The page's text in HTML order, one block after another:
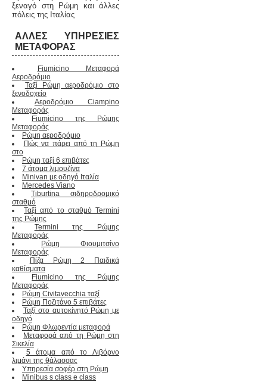
ξεναγό στη Ρώμη και άλλες
πόλεις της Ιταλίας
ΆΛΛΕΣ ΥΠΗΡΕΣΊΕΣ
ΜΕΤΑΦΟΡΆΣ
Fiumicino Μεταφορά
Αεροδρόμιο
Ταξί Ρώμη αεροδρόμιο στο
ξενοδοχείο
Αεροδρόμιο Ciampino
Μεταφοράς
Fiumicino της Ρώμης
Μεταφοράς
Ρώμη αεροδρόμιο
Πώς να πάρει από τη Ρώμη
στο
Ρώμη ταξί 6 επιβάτες
7 άτομα λιμουζίνα
Minivan με οδηγό Ιταλία
Mercedes Viano
Tiburtina σιδηροδρομικό
σταθμό
Ταξί από το σταθμό Termini
της Ρώμης
Termini της Ρώμης
Μεταφοράς
Ρώμη Φιουμιτσίνο
Μεταφοράς
Πίζα Ρώμη 2 Παιδικά
καθίσματα
Fiumicino της Ρώμης
Μεταφοράς
Ρώμη Civitavecchia ταξί
Ρώμη Ποζιτάνο 5 επιβάτες
Ταξί στο αυτοκίνητό Ρώμη με
οδηγό
Ρώμη Φλωρεντία μεταφορά
Μεταφορά από τη Ρώμη στη
Σικελία
5 άτομα από το Λιβόρνο
λιμάνι της θάλασσας
Υπηρεσία σοφέρ στη Ρώμη
Minibus s class e class